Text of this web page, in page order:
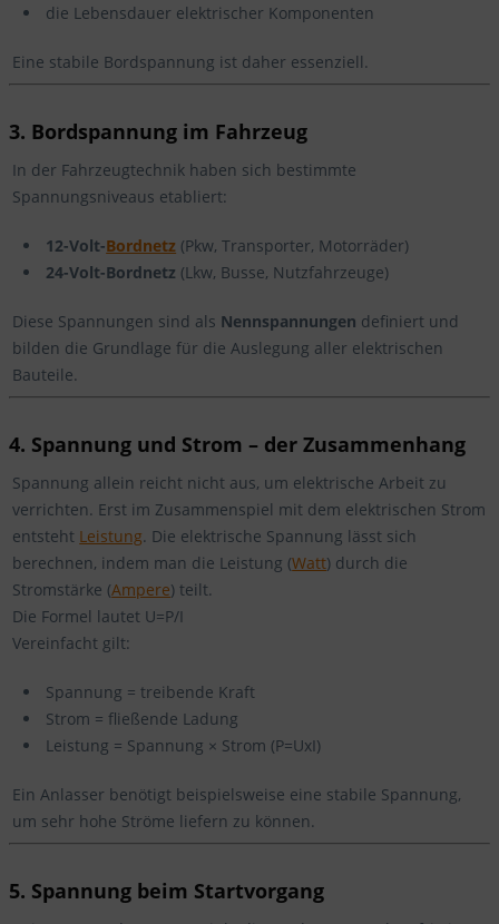
die Lebensdauer elektrischer Komponenten
Eine stabile Bordspannung ist daher essenziell.
3. Bordspannung im Fahrzeug
In der Fahrzeugtechnik haben sich bestimmte
Spannungsniveaus etabliert:
12-Volt-Bordnetz (Pkw, Transporter, Motorräder)
24-Volt-Bordnetz (Lkw, Busse, Nutzfahrzeuge)
Diese Spannungen sind als Nennspannungen definiert und
bilden die Grundlage für die Auslegung aller elektrischen
Bauteile.
4. Spannung und Strom – der Zusammenhang
Spannung allein reicht nicht aus, um elektrische Arbeit zu
verrichten. Erst im Zusammenspiel mit dem elektrischen Strom
entsteht Leistung. Die elektrische Spannung lässt sich
berechnen, indem man die Leistung (Watt) durch die
Stromstärke (Ampere) teilt.
Die Formel lautet U=P/I
Vereinfacht gilt:
Spannung = treibende Kraft
Strom = fließende Ladung
Leistung = Spannung × Strom (P=UxI)
Ein Anlasser benötigt beispielsweise eine stabile Spannung,
um sehr hohe Ströme liefern zu können.
5. Spannung beim Startvorgang